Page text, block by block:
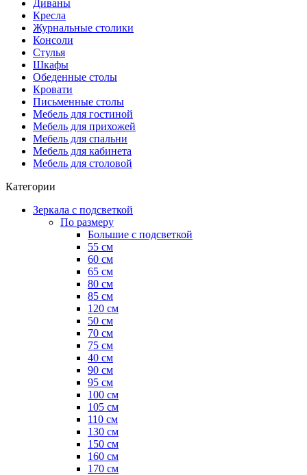
Диваны
Кресла
Журнальные столики
Консоли
Стулья
Шкафы
Обеденные столы
Кровати
Письменные столы
Мебель для гостиной
Мебель для прихожей
Мебель для спальни
Мебель для кабинета
Мебель для столовой
Категории
Зеркала с подсветкой
По размеру
Большие с подсветкой
55 см
60 см
65 см
80 см
85 см
120 см
50 см
70 см
75 см
40 см
90 см
95 см
100 см
105 см
110 см
130 см
150 см
160 см
170 см